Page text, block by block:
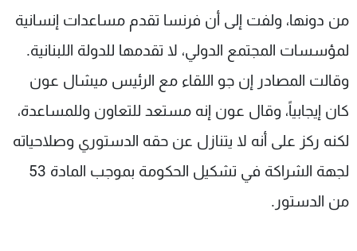
من دونها، ولفت إلى أن فرنسا تقدم مساعدات إنسانية
لمؤسسات المجتمع الدولي، لا تقدمها للدولة اللبنانية.
وقالت المصادر إن جو اللقاء مع الرئيس ميشال عون
كان إيجابياً، وقال عون إنه مستعد للتعاون وللمساعدة،
لكنه ركز على أنه لا يتنازل عن حقه الدستوري وصلاحياته
لجهة الشراكة في تشكيل الحكومة بموجب المادة 53
من الدستور.